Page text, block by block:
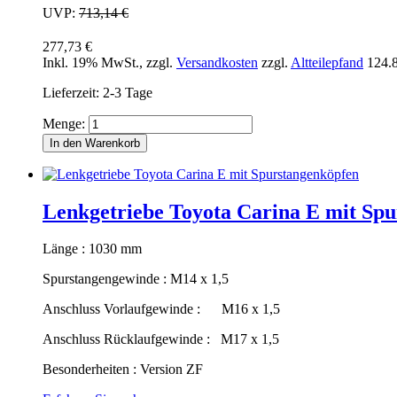
UVP: 713,14 €
277,73 €
Inkl. 19% MwSt., zzgl. Versandkosten zzgl. Altteilepfand
Lieferzeit: 2-3 Tage
Menge:
In den Warenkorb
Lenkgetriebe Toyota Carina E mit
Länge : 1030 mm
Spurstangengewinde : M14 x 1,5
Anschluss Vorlaufgewinde : M16 x 1,5
Anschluss Rücklaufgewinde : M17 x 1,5
Besonderheiten : Version ZF